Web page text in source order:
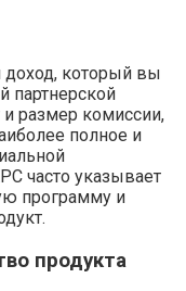
доход, который вы
партнерской
и размер комиссии,
полное и
часто указывает
программу и
продукта